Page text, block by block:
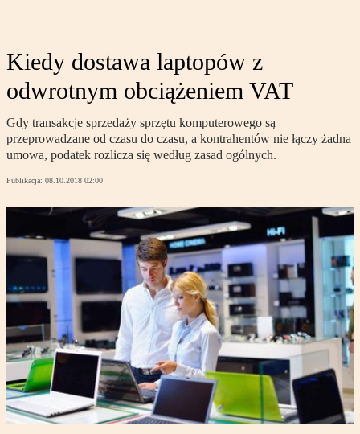
Kiedy dostawa laptopów z
odwrotnym obciążeniem VAT
Gdy transakcje sprzedaży sprzętu komputerowego są
przeprowadzane od czasu do czasu, a kontrahentów nie łączy żadna
umowa, podatek rozlicza się według zasad ogólnych.
Publikacja: 08.10.2018 02:00